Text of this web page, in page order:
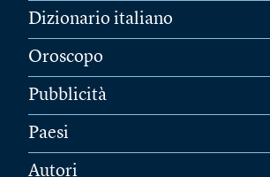
Dizionario italiano
Oroscopo
Pubblicità
Paesi
Autori